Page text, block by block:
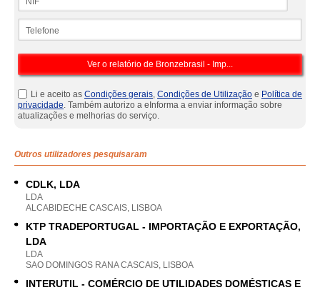
Li e aceito as Condições gerais, Condições de Utilização e Política de
privacidade. Também autorizo a eInforma a enviar informação sobre
atualizações e melhorias do serviço.
Outros utilizadores pesquisaram
CDLK, LDA
LDA
ALCABIDECHE CASCAIS, LISBOA
KTP TRADEPORTUGAL - IMPORTAÇÃO E EXPORTAÇÃO,
LDA
LDA
SAO DOMINGOS RANA CASCAIS, LISBOA
INTERUTIL - COMÉRCIO DE UTILIDADES DOMÉSTICAS E